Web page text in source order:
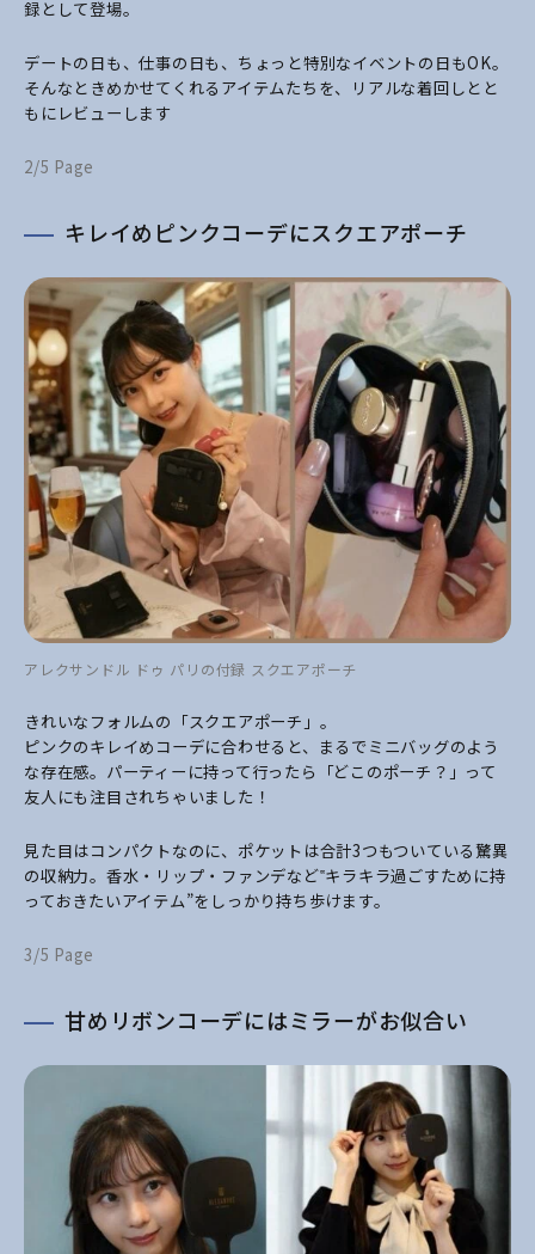
録として登場。
デートの日も、仕事の日も、ちょっと特別なイベントの日もOK。
そんなときめかせてくれるアイテムたちを、リアルな着回しとと
もにレビューします
2/5 Page
キレイめピンクコーデにスクエアポーチ
アレクサンドル ドゥ パリの付録 スクエアポーチ
きれいなフォルムの「スクエアポーチ」。
ピンクのキレイめコーデに合わせると、まるでミニバッグのよう
な存在感。パーティーに持って行ったら「どこのポーチ？」って
友人にも注目されちゃいました！
見た目はコンパクトなのに、ポケットは合計3つもついている驚異
の収納力。香水・リップ・ファンデなど‟キラキラ過ごすために持
っておきたいアイテム”をしっかり持ち歩けます。
3/5 Page
甘めリボンコーデにはミラーがお似合い